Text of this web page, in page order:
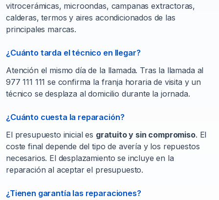
vitrocerámicas, microondas, campanas extractoras,
calderas, termos y aires acondicionados de las
principales marcas.
¿Cuánto tarda el técnico en llegar?
Atención el mismo día de la llamada. Tras la llamada al
977 111 111 se confirma la franja horaria de visita y un
técnico se desplaza al domicilio durante la jornada.
¿Cuánto cuesta la reparación?
El presupuesto inicial es gratuito y sin compromiso. El
coste final depende del tipo de avería y los repuestos
necesarios. El desplazamiento se incluye en la
reparación al aceptar el presupuesto.
¿Tienen garantía las reparaciones?